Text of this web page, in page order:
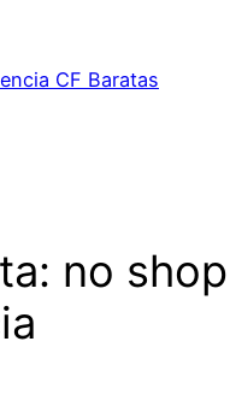
CF Baratas
no shop